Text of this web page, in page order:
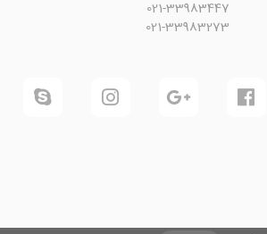
021-33983447
021-33983273